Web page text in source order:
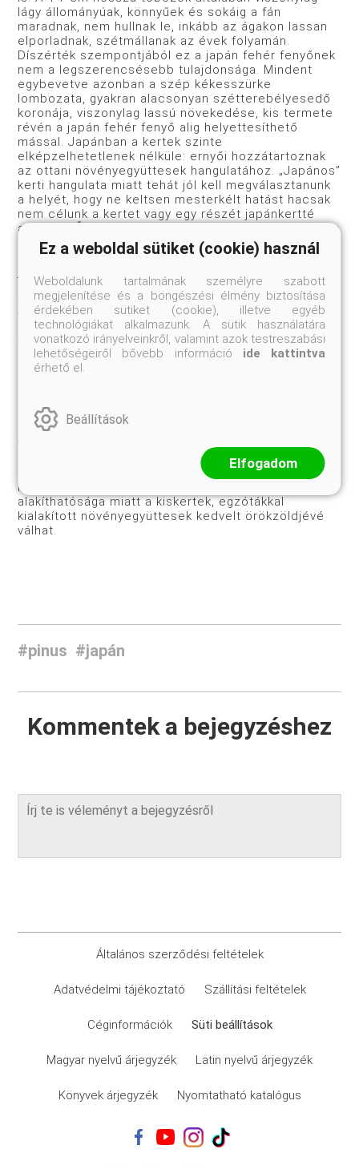
lágy állományúak, könnyűek és sokáig a fán
maradnak, nem hullnak le, inkább az ágakon lassan
elporladnak, szétmállanak az évek folyamán.
Díszérték szempontjából ez a japán fehér fenyőnek
nem a legszerencsésebb tulajdonsága. Mindent
egybevetve azonban a szép kékesszürke
lombozata, gyakran alacsonyan szétterebélyesedő
koronája, viszonylag lassú növekedése, kis termete
révén a japán fehér fenyő alig helyettesíthető
mással. Japánban a kertek szinte
elképzelhetetlenek nélküle: ernyői hozzátartoznak
az ottani növényegyüttesek hangulatához. „Japános”
kerti hangulata miatt tehát jól kell megválasztanunk
a helyét, hogy ne keltsen mesterkélt hatást hacsak
nem célunk a kertet vagy egy részét japánkertté
alakítani. Őskőzet, vízfelület, nagyobb sziklák esetén
a japán fehér fenyőhöz színes levelű juharokat,
díszcseresznyéket, rododendronokat társítva máris
ellensúlyozható vagy elkerülhető függőlegesen
feltörő borókák, álciprusformák telepítésével,
világos lapkő burkolattal. A japán fehér fenyő igen
alkalmas a változatos téreloszlású, lépcsős-
támfalas kert- és parkrészek díszítésére. Nyugat-
Európában főleg gyepfelületekbe, szoliterként vagy
kisebb csoportokba ültetik.
Telepítése hazánk nyugati-délnyugati
vidékén ajánlott, de üde talajú folyó- és
patakvölgyekben, öntözhető kertekben, parkokban
másfelé is könnyen felnevelhető. Ahol otthon érzi
magát, szép színe, kis termete, könnyű
alakíthatósága miatt a kiskertek, egzótákkal
kialakított növényegyüttesek kedvelt örökzöldjévé
válhat.
#pinus #japán
Kommentek a bejegyzéshez
Általános szerződési feltételek
Adatvédelmi tájékoztató Szállítási feltételek
Céginformációk Süti beállítások
Magyar nyelvű árjegyzék Latin nyelvű árjegyzék
Könyvek árjegyzék Nyomtatható katalógus
Ez a weboldal sütiket (cookie) használ
Weboldalunk tartalmának személyre szabott
megjelenítése és a böngészési élmény biztosítása
érdekében sütiket (cookie), illetve egyéb
technológiákat alkalmazunk. A sütik használatára
vonatkozó irányelveinkről, valamint azok testreszabási
lehetőségeiről bővebb információ ide kattintva
érhető el.
Beállítások
Elfogadom